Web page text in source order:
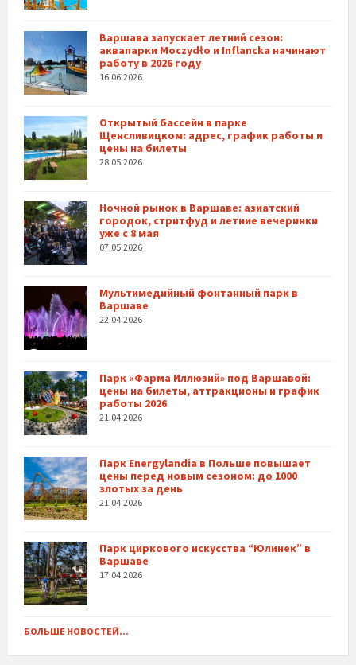
Варшава запускает летний сезон:
аквапарки Moczydło и Inflancka начинают
работу в 2026 году
16.06.2026
Открытый бассейн в парке
Щенсливицком: адрес, график работы и
цены на билеты
28.05.2026
Ночной рынок в Варшаве: азиатский
городок, стритфуд и летние вечеринки
уже с 8 мая
07.05.2026
Мультимедийный фонтанный парк в
Варшаве
22.04.2026
Парк «Фарма Иллюзий» под Варшавой:
цены на билеты, аттракционы и график
работы 2026
21.04.2026
Парк Energylandia в Польше повышает
цены перед новым сезоном: до 1000
злотых за день
21.04.2026
Парк циркового искусства “Юлинек” в
Варшаве
17.04.2026
БОЛЬШЕ НОВОСТЕЙ...